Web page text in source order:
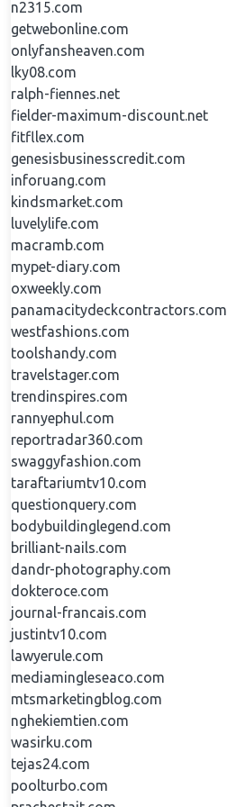
n2315.com
getwebonline.com
onlyfansheaven.com
lky08.com
ralph-fiennes.net
fielder-maximum-discount.net
fitfllex.com
genesisbusinesscredit.com
inforuang.com
kindsmarket.com
luvelylife.com
macramb.com
mypet-diary.com
oxweekly.com
panamacitydeckcontractors.com
westfashions.com
toolshandy.com
travelstager.com
trendinspires.com
rannyephul.com
reportradar360.com
swaggyfashion.com
taraftariumtv10.com
questionquery.com
bodybuildinglegend.com
brilliant-nails.com
dandr-photography.com
dokteroce.com
journal-francais.com
justintv10.com
lawyerule.com
mediamingleseaco.com
mtsmarketingblog.com
nghekiemtien.com
wasirku.com
tejas24.com
poolturbo.com